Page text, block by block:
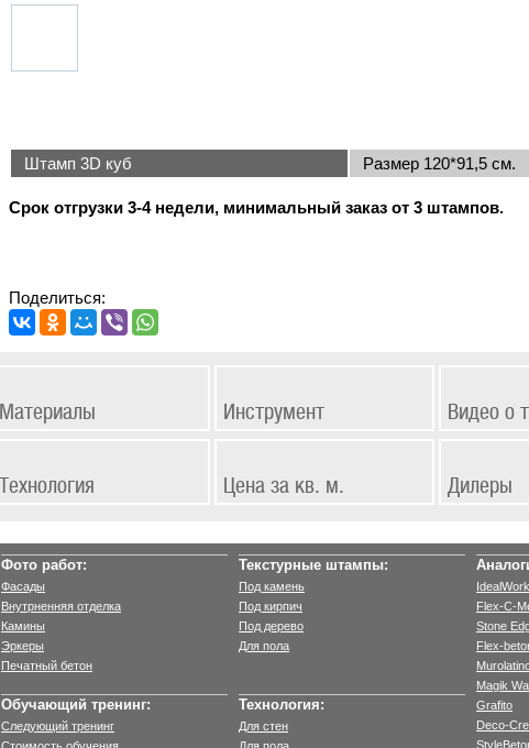
Штамп 3D куб Размер
Срок отгрузки 3-4 недели, минимальный заказ от 3 штампов.
Поделиться:
Материалы Инструмент Видео о
Технология Цена за кв. м. Дилеры
Фото работ:
Фасады
Внутрненняя отделка
Камины
Эркеры
Печатный бетон
Текстурные штампы:
Под камень
Под кирпич
Под дерево
Для пола
IdealWork
Flex-C-
Stone
Flex-
Magik
Grafito
Deco-
Обучающий тренинг:
Следующий тренинг
Стоимость обучения
Технология:
Для стен
Для пола